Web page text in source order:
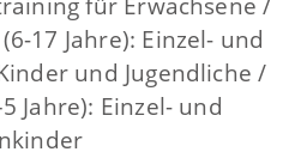
17 Jahre): Einzel- und
und Jugendliche /
Jahre): Einzel- und